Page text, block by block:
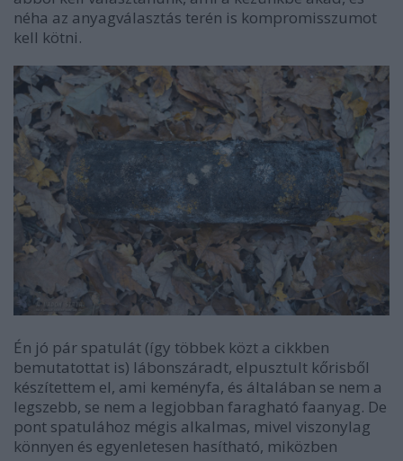
néha az anyagválasztás terén is kompromisszumot
kell kötni.
Én jó pár spatulát (így többek közt a cikkben
bemutatottat is) lábonszáradt, elpusztult kőrisből
készítettem el, ami keményfa, és általában se nem a
legszebb, se nem a legjobban faragható faanyag. De
pont spatulához mégis alkalmas, mivel viszonylag
könnyen és egyenletesen hasítható, miközben